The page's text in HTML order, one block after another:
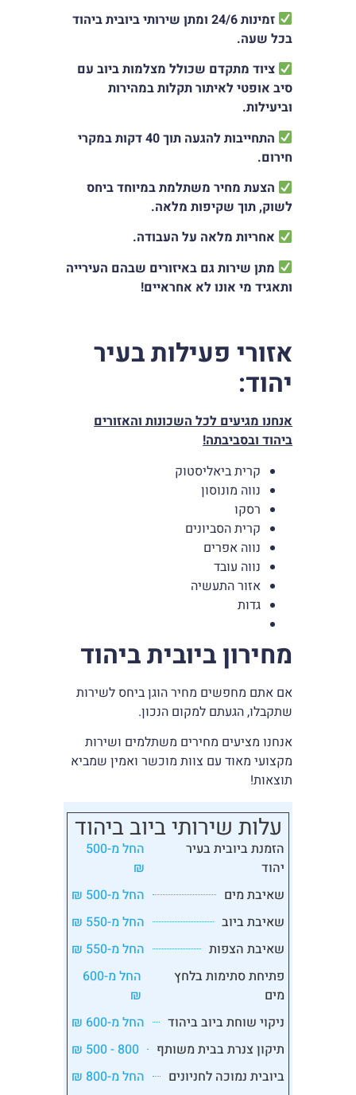
זמינות 24/6 ומתן שירותי ביובית ביהוד
בכל שעה.
ציוד מתקדם שכולל מצלמות ביוב עם
סיב אופטי לאיתור תקלות במהירות
וביעילות.
התחייבות להגעה תוך 40 דקות במקרי
חירום.
הצעת מחיר משתלמת במיוחד ביחס
לשוק, תוך שקיפות מלאה.
אחריות מלאה על העבודה.
מתן שירות גם באיזורים שבהם העירייה
ותאגיד מי אונו לא אחראיים!
אזורי פעילות בעיר
יהוד:
אנחנו מגיעים לכל השכונות והאזורים
ביהוד ובסביבתה!
קרית ביאליסטוק
נווה מונוסון
רסקו
קרית הסביונים
נווה אפרים
נווה עובד
אזור התעשיה
גדות
מחירון ביובית ביהוד
אם אתם מחפשים מחיר הוגן ביחס לשירות
שתקבלו, הגעתם למקום הנכון.
אנחנו מציעים מחירים משתלמים ושירות
מקצועי מאוד עם צוות מוכשר ואמין שמביא
תוצאות!
עלות שירותי ביוב ביהוד
הזמנת ביובית בעיר
יהוד
החל מ-500
₪
שאיבת מים
החל מ-500 ₪
שאיבת ביוב
החל מ-550 ₪
שאיבת הצפות
החל מ-550 ₪
פתיחת סתימות בלחץ
מים
החל מ-600
₪
ניקוי שוחת ביוב ביהוד
החל מ-600 ₪
תיקון צנרת בבית משותף
800 - 500 ₪
ביובית נמוכה לחניונים
החל מ-800 ₪